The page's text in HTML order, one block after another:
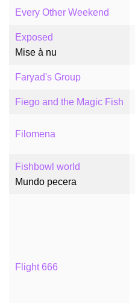
Every Other Weekend
Exposed
Mise à nu
Faryad's Group
Fiego and the Magic Fish
Filomena
Fishbowl world
Mundo pecera
Flight 666